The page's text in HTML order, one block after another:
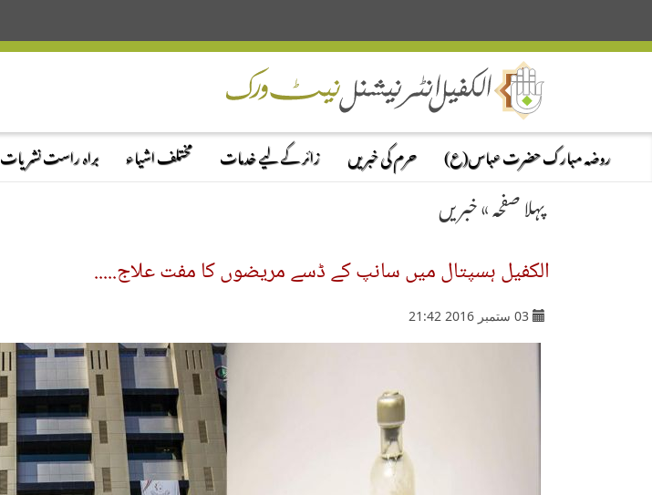
روضہ مبارک حضرت عباس(ع) حرم کی خبریں زائر کے لیے خدمات مختلف اشیاء براہ راست نشریات
پہلا صفحہ»خبریں
الکفیل ہسپتال میں سانپ کے ڈسے مریضوں کا مفت علاج.....
03 ستمبر 2016 21:42